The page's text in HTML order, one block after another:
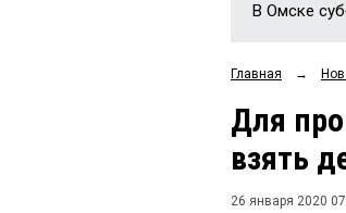
В Омске
Главная →
Для
взять
26 января 2020